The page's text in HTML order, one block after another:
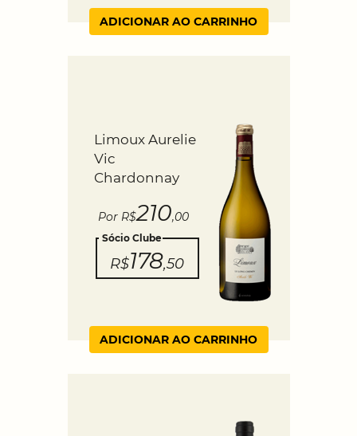
ADICIONAR AO CARRINHO
Limoux Aurelie
Vic
Chardonnay
Por R$210,00
Sócio Clube
R$178,50
ADICIONAR AO CARRINHO